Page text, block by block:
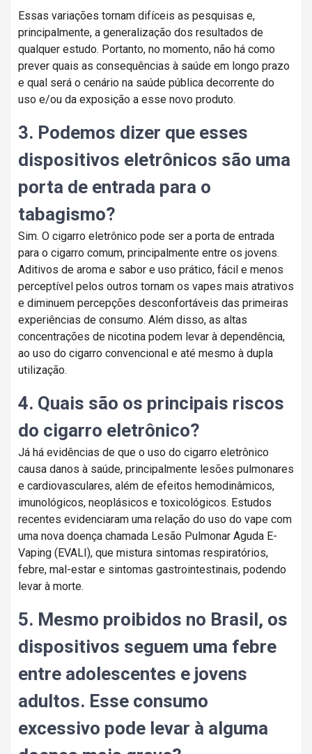
Essas variações tornam difíceis as pesquisas e,
principalmente, a generalização dos resultados de
qualquer estudo. Portanto, no momento, não há como
prever quais as consequências à saúde em longo prazo
e qual será o cenário na saúde pública decorrente do
uso e/ou da exposição a esse novo produto.
3. Podemos dizer que esses
dispositivos eletrônicos são uma
porta de entrada para o
tabagismo?
Sim. O cigarro eletrônico pode ser a porta de entrada
para o cigarro comum, principalmente entre os jovens.
Aditivos de aroma e sabor e uso prático, fácil e menos
perceptível pelos outros tornam os vapes mais atrativos
e diminuem percepções desconfortáveis das primeiras
experiências de consumo. Além disso, as altas
concentrações de nicotina podem levar à dependência,
ao uso do cigarro convencional e até mesmo à dupla
utilização.
4. Quais são os principais riscos
do cigarro eletrônico?
Já há evidências de que o uso do cigarro eletrônico
causa danos à saúde, principalmente lesões pulmonares
e cardiovasculares, além de efeitos hemodinâmicos,
imunológicos, neoplásicos e toxicológicos. Estudos
recentes evidenciaram uma relação do uso do vape com
uma nova doença chamada Lesão Pulmonar Aguda E-
Vaping (EVALI), que mistura sintomas respiratórios,
febre, mal-estar e sintomas gastrointestinais, podendo
levar à morte.
5. Mesmo proibidos no Brasil, os
dispositivos seguem uma febre
entre adolescentes e jovens
adultos. Esse consumo
excessivo pode levar à alguma